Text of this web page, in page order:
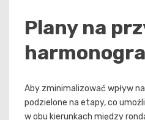
Plany na
Aby zminimalizować wpływ
podzielone na etapy, co
w obu kierunkach między